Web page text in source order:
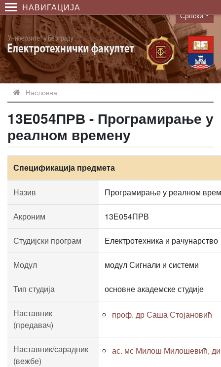
НАВИГАЦИЈА
Language
Српски
Насловна
13Е054ПРВ - Програмирање у
реалном времену
Спецификација предмета
Назив Програмирање у реалном
Акроним 13Е054ПРВ
Студијски програм Електротехника и рачунарство
Модул модул Сигнали и системи
Тип студија основне академске студије
Наставник
(предавач)
проф. др Саша Стојановић
Наставник/сарадник
(вежбе)
ас. мс Милош Милошевић,